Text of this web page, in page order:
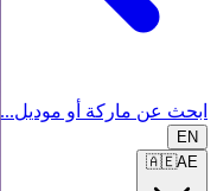
ابحث عن ماركة أو موديل...
EN
🇦🇪AE